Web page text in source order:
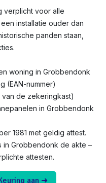
verplicht voor alle
installatie ouder dan
panden staan,
woning in Grobbendonk
(EAN-nummer)
de zekeringkast)
in Grobbendonk
1981 met geldig attest.
in Grobbendonk de akte –
attesten.
aan ➜